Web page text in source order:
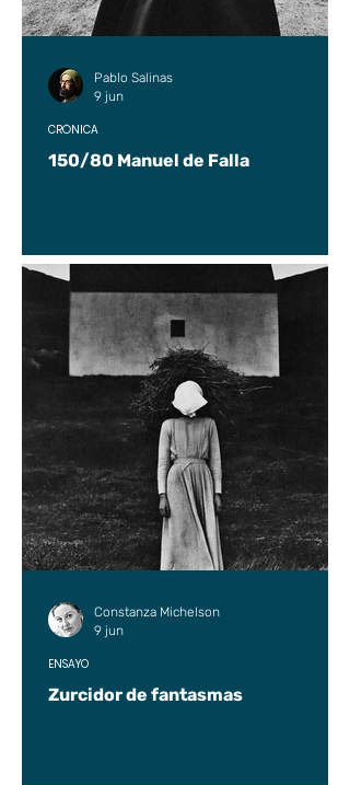
150/80 Manuel de Falla
CRÓNICA
Pablo Salinas
9 jun
Zurcidor de fantasmas
ENSAYO
Constanza Michelson
9 jun